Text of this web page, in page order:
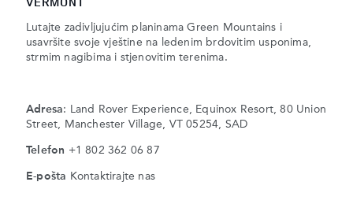
Lutajte zadivljujućim planinama Green Mountains i
usavršite svoje vještine na ledenim brdovitim usponima,
strmim nagibima i stjenovitim terenima.
Adresa: Land Rover Experience, Equinox Resort, 80 Union
Street, Manchester Village, VT 05254, SAD
Telefon +1 802 362 06 87
E-pošta Kontaktirajte nas